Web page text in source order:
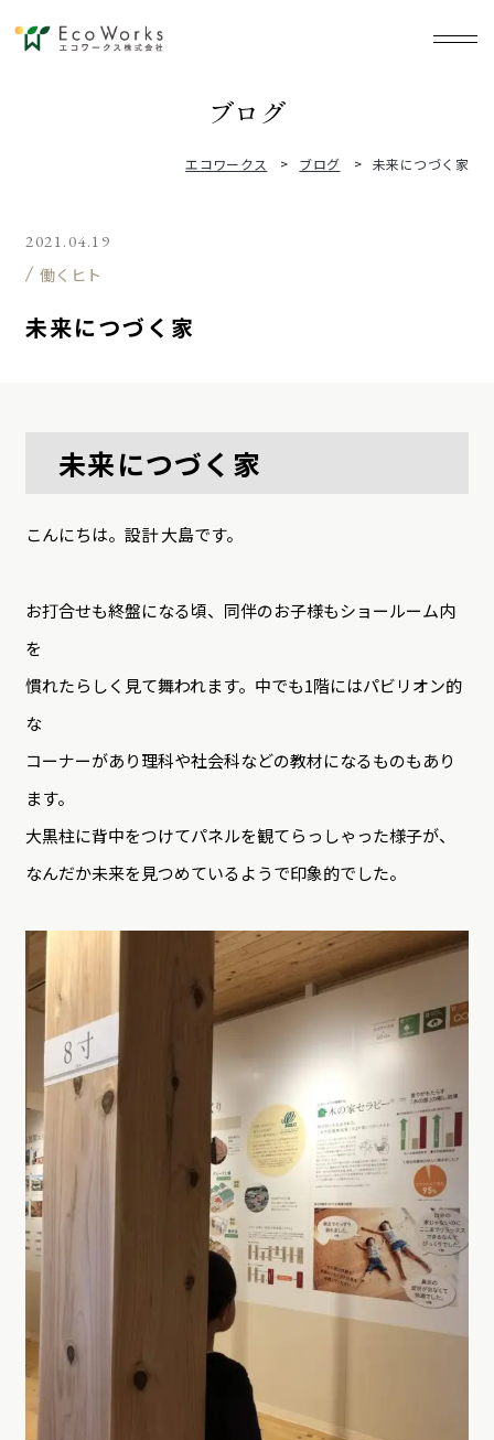
ブロ グ
エコワークス ブログ 未来につづく家
2021.04.19
働くヒト
未来につづく家
未来につづく家
こんにちは。設計 大島です。
お打合せも終盤になる頃、同伴のお子様もショールーム内
を
慣れたらしく見て舞われます。中でも1階にはパビリオン的
な
コーナーがあり理科や社会科などの教材になるものもあり
ます。
大黒柱に背中をつけてパネルを観てらっしゃった様子が、
なんだか未来を見つめているようで印象的でした。